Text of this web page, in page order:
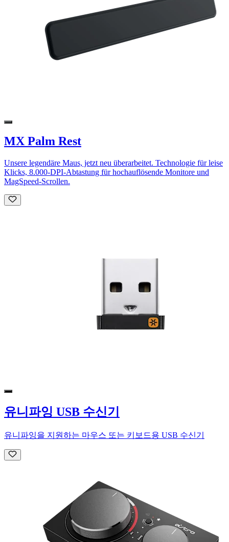
MX Palm Rest
Unsere legendäre Maus, jetzt neu überarbeitet. Technologie für leise
Klicks, 8.000-DPI-Abtastung für hochauflösende Monitore und
MagSpeed-Scrollen.
유니파잉 USB 수신기
유니파잉을 지원하는 마우스 또는 키보드용 USB 수신기